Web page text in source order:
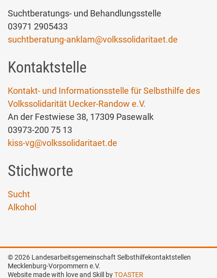
Suchtberatungs- und Behandlungsstelle
03971 2905433
suchtberatung-anklam@volkssolidaritaet.de
Kontaktstelle
Kontakt- und Informationsstelle für Selbsthilfe des
Volkssolidarität Uecker-Randow e.V.
An der Festwiese 38, 17309 Pasewalk
03973-200 75 13
kiss-vg@volkssolidaritaet.de
Stichworte
Sucht
Alkohol
© 2026 Landesarbeitsgemeinschaft Selbsthilfekontaktstellen
Mecklenburg-Vorpommern e.V.
Website made with love and Skill byTOASTER